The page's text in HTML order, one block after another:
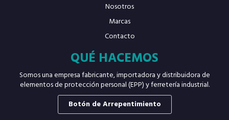
Nosotros
Marcas
Contacto
QUÉ HACEMOS
Somos una empresa fabricante, importadora y distribuidora de
elementos de protección personal (EPP) y ferretería industrial.
Botón de Arrepentimiento